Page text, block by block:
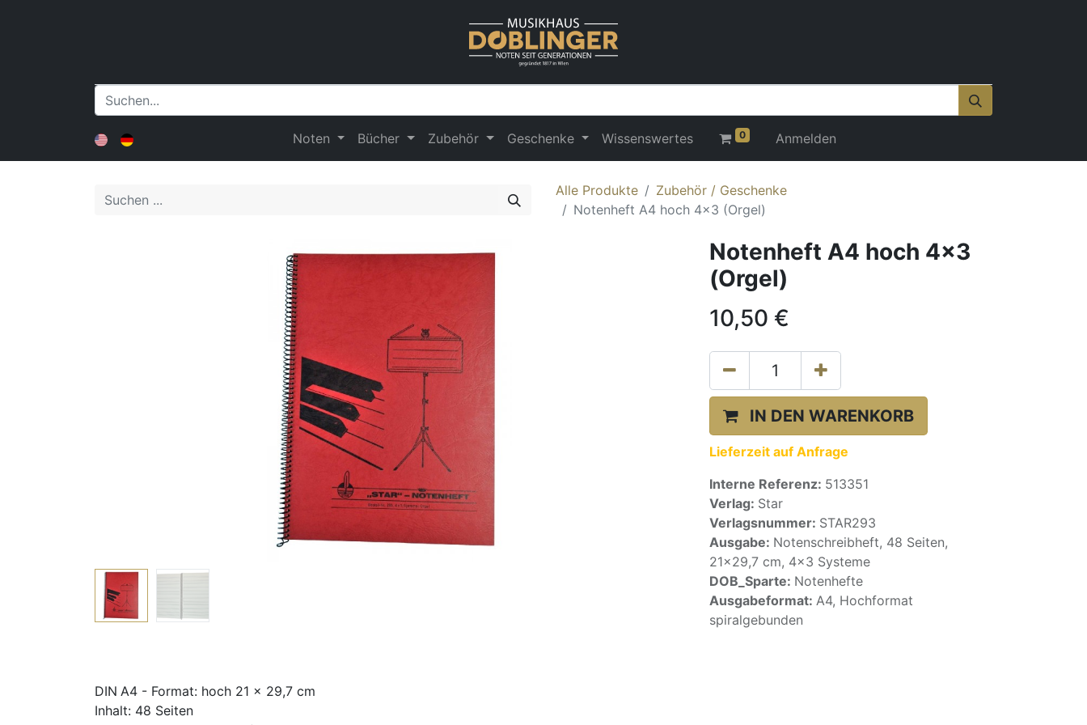
Noten Bücher Zubehör Geschenke Wissenswertes 0 Anmelden
Alle Produkte
Zubehör / Geschenke
Notenheft A4 hoch 4x3 (Orgel)
Notenheft A4 hoch 4x3
(Orgel)
10,50 €
IN DEN WARENKORB
Lieferzeit auf Anfrage
Interne Referenz: 513351
Verlag: Star
Verlagsnummer: STAR293
Ausgabe: Notenschreibheft, 48 Seiten,
21x29,7 cm, 4x3 Systeme
DOB_Sparte: Notenhefte
Ausgabeformat: A4, Hochformat
spiralgebunden
DIN A4 - Format: hoch 21 x 29,7 cm
Inhalt: 48 Seiten